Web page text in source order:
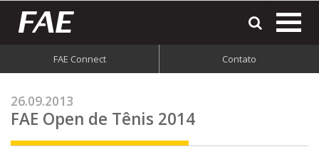
FAE Connect Contato
26.09.2013
FAE Open de Tênis 2014